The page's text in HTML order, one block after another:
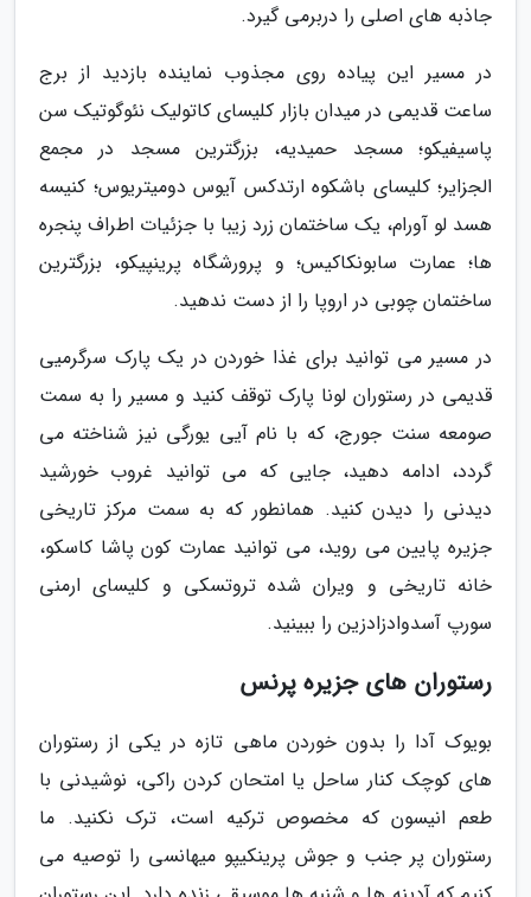
جاذبه های اصلی را دربرمی گیرد.
در مسیر این پیاده روی مجذوب نماینده بازدید از برج
ساعت قدیمی در میدان بازار کلیسای کاتولیک نئوگوتیک سن
پاسیفیکو؛ مسجد حمیدیه، بزرگترین مسجد در مجمع
الجزایر؛ کلیسای باشکوه ارتدکس آیوس دومیتریوس؛ کنیسه
هسد لو آورام، یک ساختمان زرد زیبا با جزئیات اطراف پنجره
ها؛ عمارت سابونکاکیس؛ و پرورشگاه پرینپیکو، بزرگترین
ساختمان چوبی در اروپا را از دست ندهید.
در مسیر می توانید برای غذا خوردن در یک پارک سرگرمیی
قدیمی در رستوران لونا پارک توقف کنید و مسیر را به سمت
صومعه سنت جورج، که با نام آیی یورگی نیز شناخته می
گردد، ادامه دهید، جایی که می توانید غروب خورشید
دیدنی را دیدن کنید. همانطور که به سمت مرکز تاریخی
جزیره پایین می روید، می توانید عمارت کون پاشا کاسکو،
خانه تاریخی و ویران شده تروتسکی و کلیسای ارمنی
سورپ آسدوادزادزین را ببینید.
رستوران های جزیره پرنس
بویوک آدا را بدون خوردن ماهی تازه در یکی از رستوران
های کوچک کنار ساحل یا امتحان کردن راکی، نوشیدنی با
طعم انیسون که مخصوص ترکیه است، ترک نکنید. ما
رستوران پر جنب و جوش پرینکیپو میهانسی را توصیه می